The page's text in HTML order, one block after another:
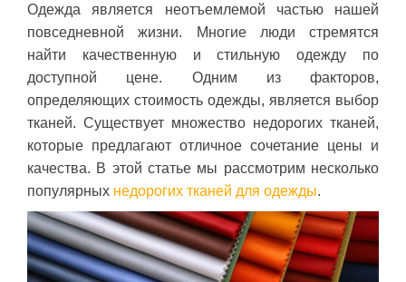
Одежда является неотъемлемой частью нашей
повседневной жизни. Многие люди стремятся
найти качественную и стильную одежду по
доступной цене. Одним из факторов,
определяющих стоимость одежды, является выбор
тканей. Существует множество недорогих тканей,
которые предлагают отличное сочетание цены и
качества. В этой статье мы рассмотрим несколько
популярных недорогих тканей для одежды.